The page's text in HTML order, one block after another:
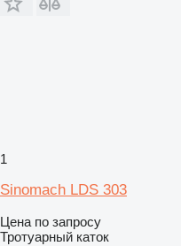
1
Sinomach LDS 303
Цена по запросу
Тротуарный каток